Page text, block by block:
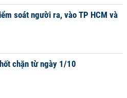
soát người ra, vào TP HCM và
chặn từ ngày 1/10